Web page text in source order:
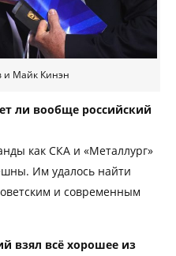
и Майк Кинэн
ли вообще российский
как СКА и «Металлург»
Им удалось найти
и современным
взял всё хорошее из